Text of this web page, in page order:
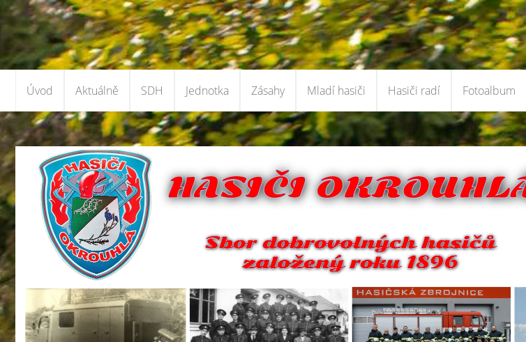
Úvod Aktuálně SDH Jednotka Zásahy Mladí hasiči Hasiči radí Fotoalbum